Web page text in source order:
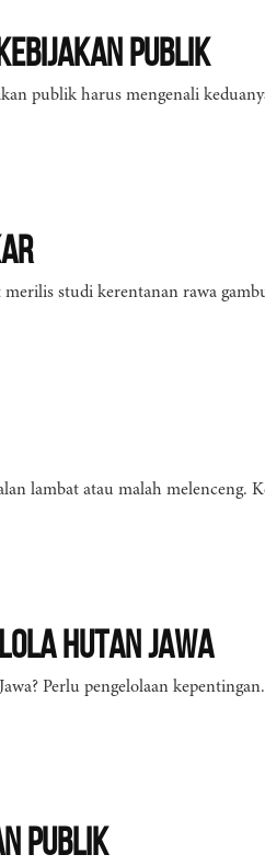
Publik
publik harus mengenali
studi kerentanan rawa
lambat atau malah melenceng.
Hutan Jawa
Perlu pengelolaan kepentingan.
Publik